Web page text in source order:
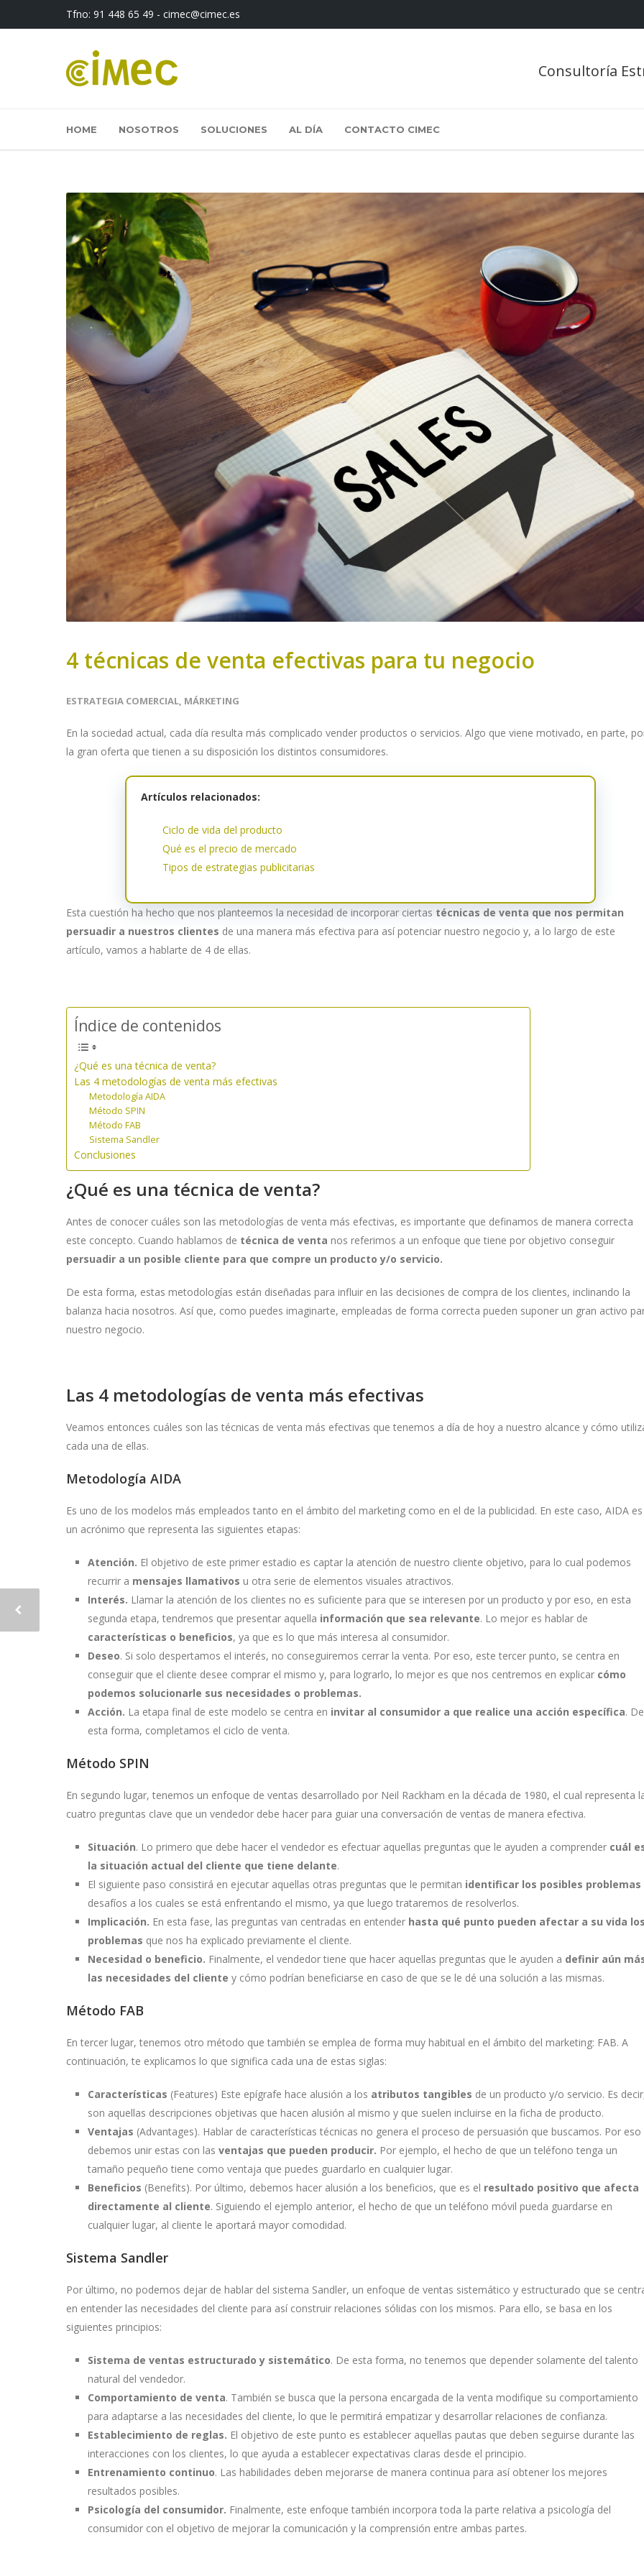
Tfno: 91 448 65 49 - cimec@cimec.es
Consultoría
HOME NOSOTROS SOLUCIONES AL DÍA CONTACTO CIMEC
4 técnicas de venta efectivas para tu negocio
ESTRATEGIA COMERCIAL, MÁRKETING
En la sociedad actual, cada día resulta más complicado vender productos o servicios. Algo que viene motivado, en parte,
la gran oferta que tienen a su disposición los distintos consumidores.
Artículos relacionados:
Ciclo de vida del producto
Qué es el precio de mercado
Tipos de estrategias publicitarias
Esta cuestión ha hecho que nos planteemos la necesidad de incorporar ciertas técnicas de venta que nos permitan
persuadir a nuestros clientes de una manera más efectiva para así potenciar nuestro negocio y, a lo largo de este
artículo, vamos a hablarte de 4 de ellas.
Índice de contenidos
¿Qué es una técnica de venta?
Las 4 metodologías de venta más efectivas
Metodología AIDA
Método SPIN
Método FAB
Sistema Sandler
Conclusiones
¿Qué es una técnica de venta?
Antes de conocer cuáles son las metodologías de venta más efectivas, es importante que definamos de manera correcta
este concepto. Cuando hablamos de técnica de venta nos referimos a un enfoque que tiene por objetivo conseguir
persuadir a un posible cliente para que compre un producto y/o servicio.
De esta forma, estas metodologías están diseñadas para influir en las decisiones de compra de los clientes, inclinando la
balanza hacia nosotros. Así que, como puedes imaginarte, empleadas de forma correcta pueden suponer un gran activo
nuestro negocio.
Las 4 metodologías de venta más efectivas
Veamos entonces cuáles son las técnicas de venta más efectivas que tenemos a día de hoy a nuestro alcance y cómo
cada una de ellas.
Metodología AIDA
Es uno de los modelos más empleados tanto en el ámbito del marketing como en el de la publicidad. En este caso, AIDA es
un acrónimo que representa las siguientes etapas:
Atención. El objetivo de este primer estadio es captar la atención de nuestro cliente objetivo, para lo cual podemos
recurrir a mensajes llamativos u otra serie de elementos visuales atractivos.
Interés. Llamar la atención de los clientes no es suficiente para que se interesen por un producto y por eso, en esta
segunda etapa, tendremos que presentar aquella información que sea relevante. Lo mejor es hablar de
características o beneficios, ya que es lo que más interesa al consumidor.
Deseo. Si solo despertamos el interés, no conseguiremos cerrar la venta. Por eso, este tercer punto, se centra en
conseguir que el cliente desee comprar el mismo y, para lograrlo, lo mejor es que nos centremos en explicar cómo
podemos solucionarle sus necesidades o problemas.
Acción. La etapa final de este modelo se centra en invitar al consumidor a que realice una acción específica. De
esta forma, completamos el ciclo de venta.
Método SPIN
En segundo lugar, tenemos un enfoque de ventas desarrollado por Neil Rackham en la década de 1980, el cual representa
cuatro preguntas clave que un vendedor debe hacer para guiar una conversación de ventas de manera efectiva.
Situación. Lo primero que debe hacer el vendedor es efectuar aquellas preguntas que le ayuden a comprender cuál
la situación actual del cliente que tiene delante.
El siguiente paso consistirá en ejecutar aquellas otras preguntas que le permitan identificar los posibles problemas
desafíos a los cuales se está enfrentando el mismo, ya que luego trataremos de resolverlos.
Implicación. En esta fase, las preguntas van centradas en entender hasta qué punto pueden afectar a su vida los
problemas que nos ha explicado previamente el cliente.
Necesidad o beneficio. Finalmente, el vendedor tiene que hacer aquellas preguntas que le ayuden a definir aún
las necesidades del cliente y cómo podrían beneficiarse en caso de que se le dé una solución a las mismas.
Método FAB
En tercer lugar, tenemos otro método que también se emplea de forma muy habitual en el ámbito del marketing: FAB. A
continuación, te explicamos lo que significa cada una de estas siglas:
Características (Features) Este epígrafe hace alusión a los atributos tangibles de un producto y/o servicio. Es
son aquellas descripciones objetivas que hacen alusión al mismo y que suelen incluirse en la ficha de producto.
Ventajas (Advantages). Hablar de características técnicas no genera el proceso de persuasión que buscamos. Por eso
debemos unir estas con las ventajas que pueden producir. Por ejemplo, el hecho de que un teléfono tenga un
tamaño pequeño tiene como ventaja que puedes guardarlo en cualquier lugar.
Beneficios (Benefits). Por último, debemos hacer alusión a los beneficios, que es el resultado positivo que afecta
directamente al cliente. Siguiendo el ejemplo anterior, el hecho de que un teléfono móvil pueda guardarse en
cualquier lugar, al cliente le aportará mayor comodidad.
Sistema Sandler
Por último, no podemos dejar de hablar del sistema Sandler, un enfoque de ventas sistemático y estructurado que se
en entender las necesidades del cliente para así construir relaciones sólidas con los mismos. Para ello, se basa en los
siguientes principios:
Sistema de ventas estructurado y sistemático. De esta forma, no tenemos que depender solamente del talento
natural del vendedor.
Comportamiento de venta. También se busca que la persona encargada de la venta modifique su comportamiento
para adaptarse a las necesidades del cliente, lo que le permitirá empatizar y desarrollar relaciones de confianza.
Establecimiento de reglas. El objetivo de este punto es establecer aquellas pautas que deben seguirse durante las
interacciones con los clientes, lo que ayuda a establecer expectativas claras desde el principio.
Entrenamiento continuo. Las habilidades deben mejorarse de manera continua para así obtener los mejores
resultados posibles.
Psicología del consumidor. Finalmente, este enfoque también incorpora toda la parte relativa a psicología del
consumidor con el objetivo de mejorar la comunicación y la comprensión entre ambas partes.